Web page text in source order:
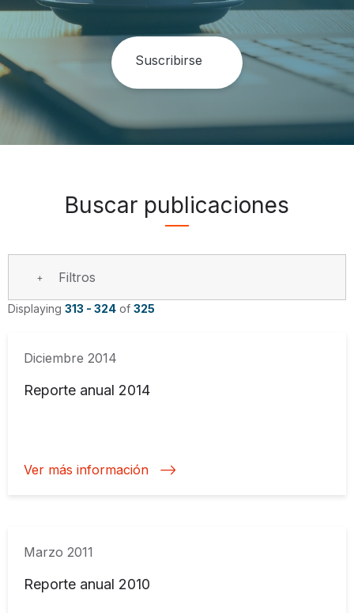
Buscar publicaciones
Filtros
Displaying 313 - 324 of 325
Diciembre 2014
Reporte anual 2014
Ver más información
Marzo 2011
Reporte anual 2010